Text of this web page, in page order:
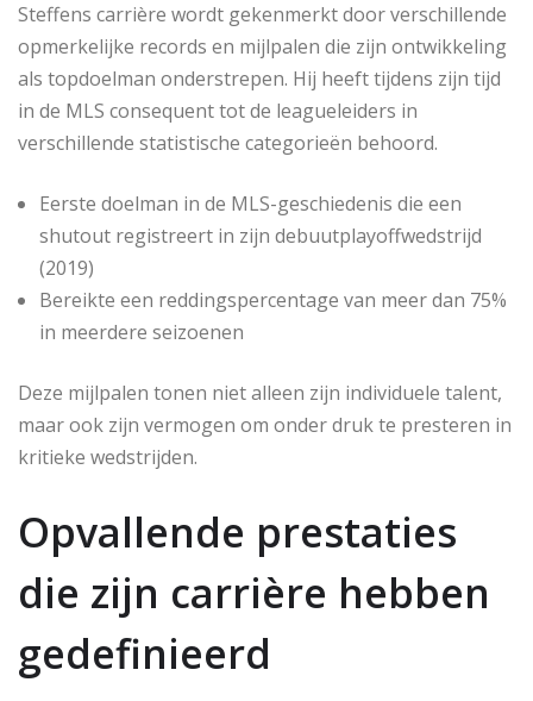
Steffens carrière wordt gekenmerkt door verschillende
opmerkelijke records en mijlpalen die zijn ontwikkeling
als topdoelman onderstrepen. Hij heeft tijdens zijn tijd
in de MLS consequent tot de leagueleiders in
verschillende statistische categorieën behoord.
Eerste doelman in de MLS-geschiedenis die een
shutout registreert in zijn debuutplayoffwedstrijd
(2019)
Bereikte een reddingspercentage van meer dan 75%
in meerdere seizoenen
Deze mijlpalen tonen niet alleen zijn individuele talent,
maar ook zijn vermogen om onder druk te presteren in
kritieke wedstrijden.
Opvallende prestaties
die zijn carrière hebben
gedefinieerd